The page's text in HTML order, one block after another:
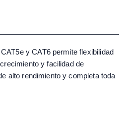
y CAT6 permite flexibilidad
y facilidad de
alto rendimiento y completa toda